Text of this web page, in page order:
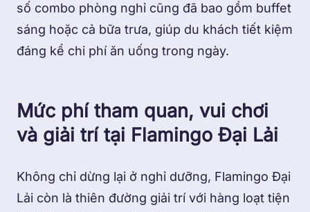
số combo phòng nghỉ cũng đã bao gồm buffet
sáng hoặc cả bữa trưa, giúp du khách tiết kiệm
đáng kể chi phí ăn uống trong ngày.
Mức phí tham quan, vui chơi
và giải trí tại Flamingo Đại Lải
Không chỉ dừng lại ở nghỉ dưỡng, Flamingo Đại
Lải còn là thiên đường giải trí với hàng loạt tiện